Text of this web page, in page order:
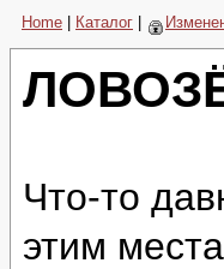
Home Каталог
Что-то
этим